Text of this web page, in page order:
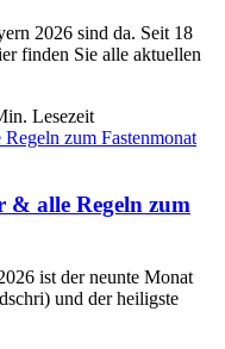
2026 sind da. Seit 18
finden Sie alle aktuellen
Lesezeit
& alle Regeln zum
ist der neunte Monat
und der heiligste